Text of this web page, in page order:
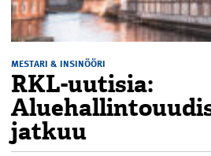
MESTARI & INSINÖÖRI
RKL-uutisia:
jatkuu